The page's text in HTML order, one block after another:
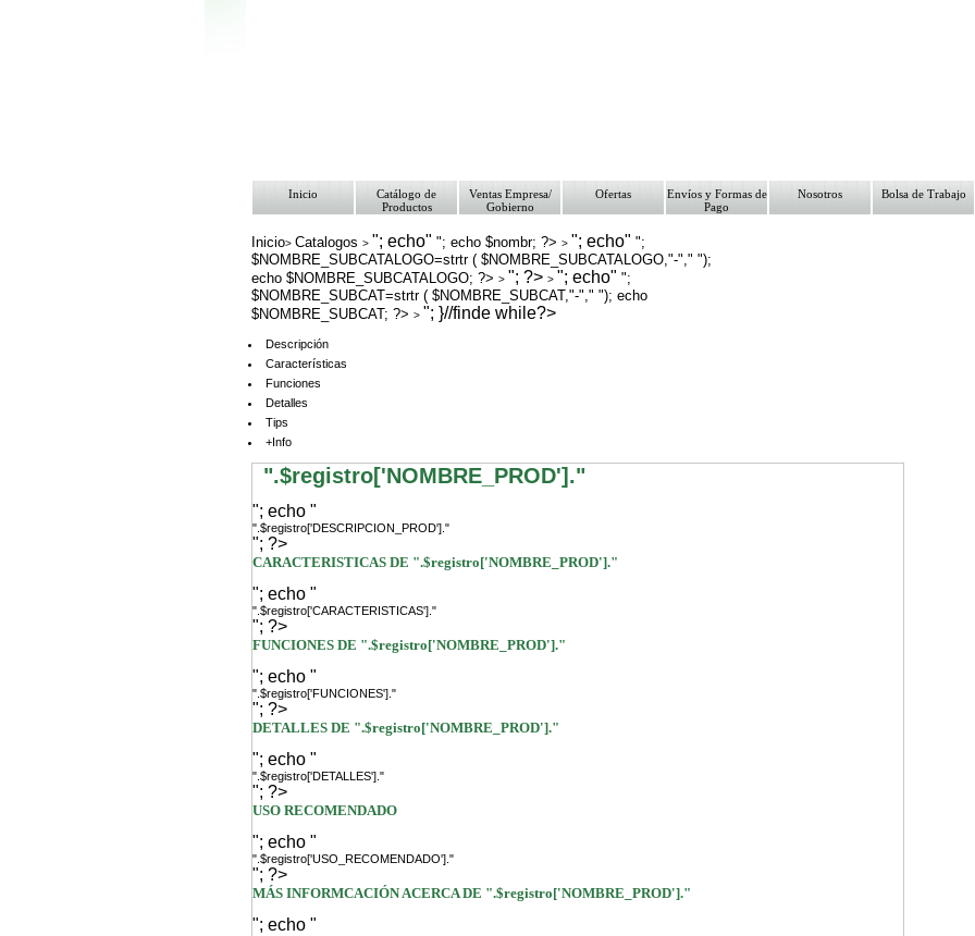
Inicio
Catálogo de
Productos
Ventas Empresa/
Gobierno
Ofertas
Envíos y Formas de
Pago
Nosotros Bolsa de Trabajo
Inicio>Catalogos > "; echo" "; echo $nombr; ?>> "; echo" ";
$NOMBRE_SUBCATALOGO=strtr ( $NOMBRE_SUBCATALOGO,"-"," ");
echo $NOMBRE_SUBCATALOGO; ?>> "; ?>> "; echo" ";
$NOMBRE_SUBCAT=strtr ( $NOMBRE_SUBCAT,"-"," "); echo
$NOMBRE_SUBCAT; ?>> "; }//finde while?>
Descripción
Características
Funciones
Detalles
Tips
+Info
".$registro['NOMBRE_PROD']."
"; echo "
".$registro['DESCRIPCION_PROD']."
"; ?>
CARACTERISTICAS DE ".$registro['NOMBRE_PROD']."
"; echo "
".$registro['CARACTERISTICAS']."
"; ?>
FUNCIONES DE ".$registro['NOMBRE_PROD']."
"; echo "
".$registro['FUNCIONES']."
"; ?>
DETALLES DE ".$registro['NOMBRE_PROD']."
"; echo "
".$registro['DETALLES']."
"; ?>
USO RECOMENDADO
"; echo "
".$registro['USO_RECOMENDADO']."
"; ?>
MÁS INFORMCACIÓN ACERCA DE ".$registro['NOMBRE_PROD']."
"; echo "